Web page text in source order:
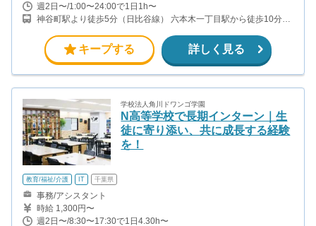
週2日〜/1:00〜24:00で1日1h〜
神谷町駅より徒歩5分（日比谷線） 六本木一丁目駅から徒歩10分
キープする 詳しく見る
学校法人角川ドワンゴ学園
N高等学校で長期インターン｜生
徒に寄り添い、共に成長する経験
を！
教育/福祉/介護 IT 千葉県
事務/アシスタント
時給 1,300円〜
週2日〜/8:30〜17:30で1日4.30h〜